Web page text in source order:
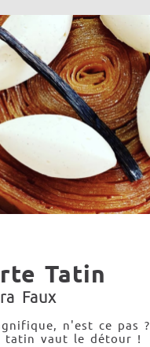
Tatin
Faux
n'est ce pas ?
tatin vaut le détour !